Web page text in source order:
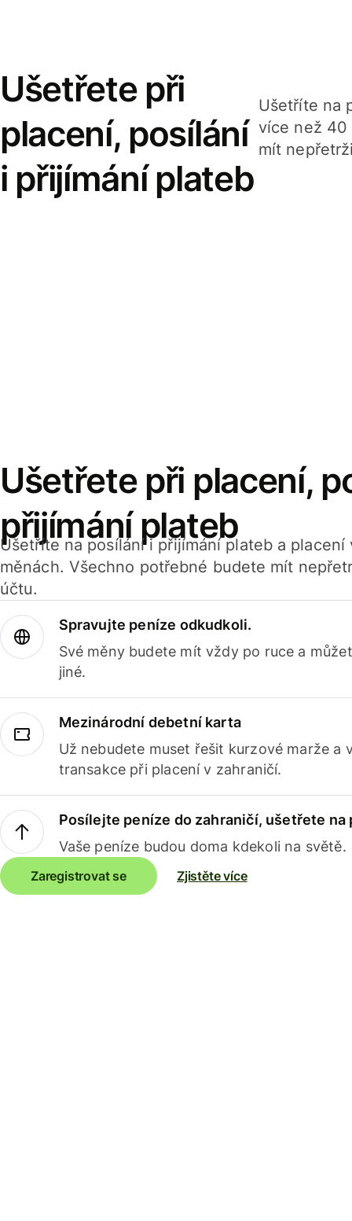
Ušetřete při
placení, posílání
i přijímání plateb
Ušetříte na
více než 40
mít
Ušetřete při placení,
přijímání plateb
Ušetříte na posílání i přijímání plateb a
měnách. Všechno potřebné budete mít
účtu.
Spravujte peníze odkudkoli.
Své měny budete mít vždy po ruce a
jiné.
Mezinárodní debetní karta
Už nebudete muset řešit kurzové marže a
transakce při placení v zahraničí.
Posílejte peníze do zahraničí, ušetřete na
Vaše peníze budou doma kdekoli na světě.
Zaregistrovat se Zjistěte více